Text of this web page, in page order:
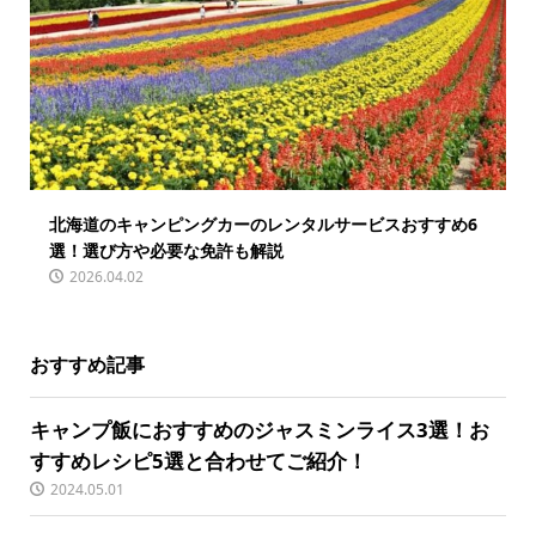
北海道のキャンピングカーのレンタルサービスおすすめ6
選！選び方や必要な免許も解説
2026.04.02
おすすめ記事
キャンプ飯におすすめのジャスミンライス3選！お
すすめレシピ5選と合わせてご紹介！
2024.05.01